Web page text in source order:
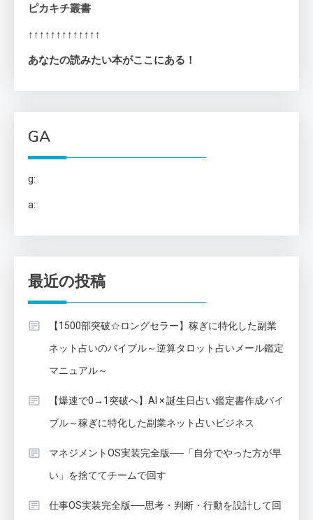
ピカキチ叢書
↑↑↑↑↑↑↑↑↑↑↑↑↑
あなたの読みたい本がここにある！
GA
g:
a:
最近の投稿
【1500部突破☆ロングセラー】稼ぎに特化した副業
ネット占いのバイブル～逆算タロット占いメール鑑定
マニュアル～
【爆速で0→1突破へ】AI × 誕生日占い鑑定書作成バイ
ブル～稼ぎに特化した副業ネット占いビジネス
マネジメントOS実装完全版──「自分でやった方が早
い」を捨ててチームで回す
仕事OS実装完全版──思考・判断・行動を設計して回